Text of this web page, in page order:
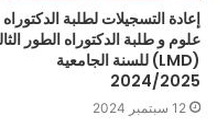
إعادة التسجيلات لطلبة الدكتوراه
علوم و طلبة الدكتوراه الطور
(LMD) للسنة الجامعية
2024/2025
12 سبتمبر 2024